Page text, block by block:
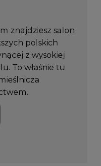
znajdziesz salon
polskich
z wysokiej
To właśnie tu